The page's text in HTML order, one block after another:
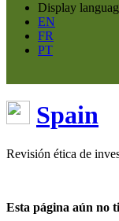
Display
EN
FR
PT
Spain
Revisión ética de
Esta página aún no